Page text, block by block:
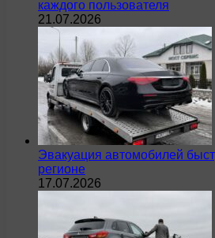
каждого пользователя
21.07.2026
Эвакуация автомобилей
регионе
17.07.2026